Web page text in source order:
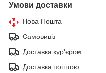
Умови доставки
Нова Пошта
Самовивіз
Доставка кур'єром
Доставка поштою